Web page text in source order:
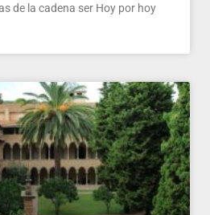
de la cadena ser Hoy por hoy